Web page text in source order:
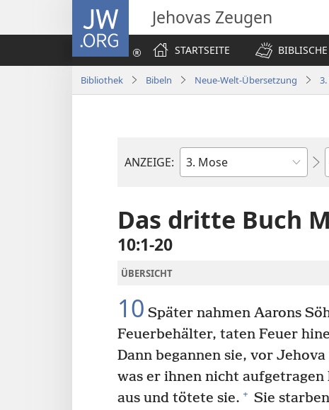
JW.ORG Jehovas Zeugen
STARTSEITE
Bibliothek Bibeln Neue-Welt-Übersetzung
ANZEIGE:
Bibelbuch
Das dritte Buch
10:1-20
ÜBERSICHT
10 Später nahmen Aarons
Feuerbehälter, taten Feuer
Dann begannen sie, vor
was er ihnen nicht
aus und tötete sie. + Sie